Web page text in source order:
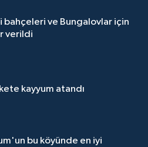
bahçeleri ve Bungalovlar için
verildi
kayyum atandı
bu köyünde en iyi